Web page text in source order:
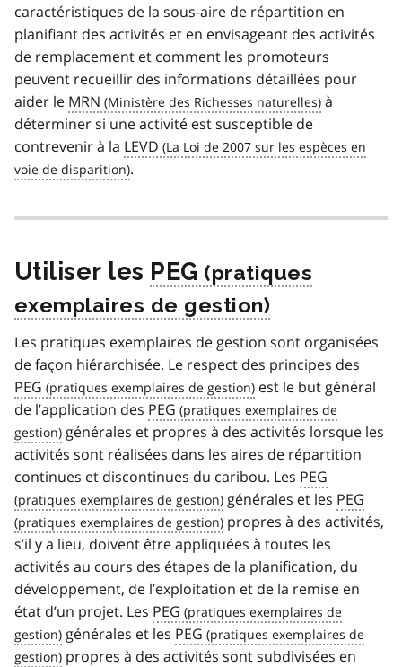
caractéristiques de la sous-aire de répartition en
planifiant des activités et en envisageant des activités
de remplacement et comment les promoteurs
peuvent recueillir des informations détaillées pour
aider le MRN
à
déterminer si une activité est susceptible de
contrevenir à la LEVD
.
Utiliser les PEG
Les pratiques exemplaires de gestion sont organisées
de façon hiérarchisée. Le respect des principes des
PEG
est le but général
de l’application des PEG
générales et propres à des activités lorsque les
activités sont réalisées dans les aires de répartition
continues et discontinues du caribou. Les PEG
générales et les PEG
propres à des activités,
s’il y a lieu, doivent être appliquées à toutes les
activités au cours des étapes de la planification, du
développement, de l’exploitation et de la remise en
état d’un projet. Les PEG
générales et les PEG
propres à des activités sont subdivisées en